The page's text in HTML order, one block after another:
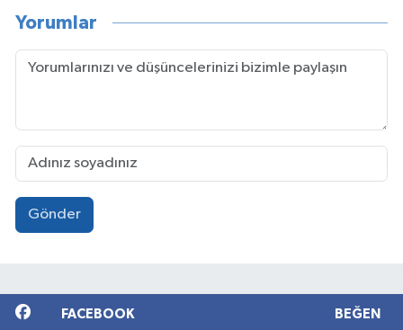
Yorumlar
Gönder
FACEBOOK BEĞEN